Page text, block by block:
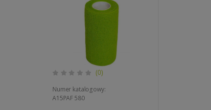
(0)
Numer katalogowy:
A15PAF 580